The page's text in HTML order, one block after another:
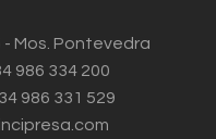
- Mos. Pontevedra
986 334 200
986 331 529